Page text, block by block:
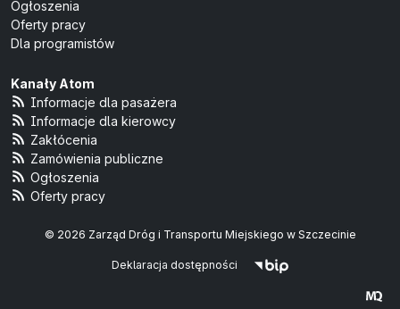
Ogłoszenia
Oferty pracy
Dla programistów
Kanały Atom
Informacje dla pasażera
Informacje dla kierowcy
Zakłócenia
Zamówienia publiczne
Ogłoszenia
Oferty pracy
© 2026 Zarząd Dróg i Transportu Miejskiego w Szczecinie
Deklaracja dostępności